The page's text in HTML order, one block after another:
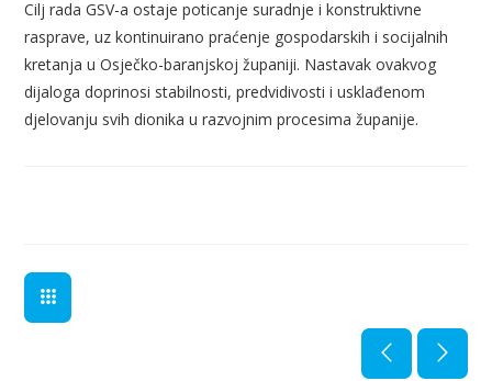
Cilj rada GSV-a ostaje poticanje suradnje i konstruktivne
rasprave, uz kontinuirano praćenje gospodarskih i socijalnih
kretanja u Osječko-baranjskoj županiji. Nastavak ovakvog
dijaloga doprinosi stabilnosti, predvidivosti i usklađenom
djelovanju svih dionika u razvojnim procesima županije.